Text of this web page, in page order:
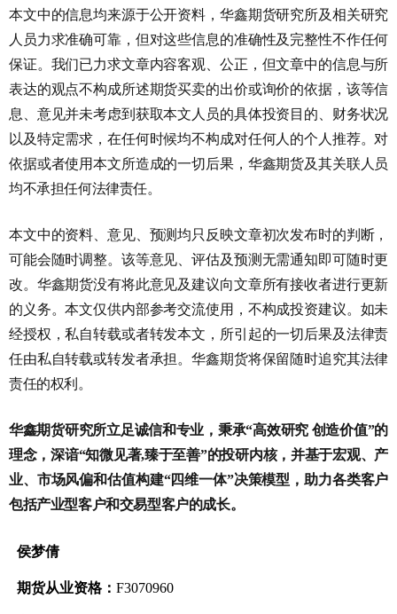
本文中的信息均来源于公开资料，华鑫期货研究所及相关研究
人员力求准确可靠，但对这些信息的准确性及完整性不作任何
保证。我们已力求文章内容客观、公正，但文章中的信息与所
表达的观点不构成所述期货买卖的出价或询价的依据，该等信
息、意见并未考虑到获取本文人员的具体投资目的、财务状况
以及特定需求，在任何时候均不构成对任何人的个人推荐。对
依据或者使用本文所造成的一切后果，华鑫期货及其关联人员
均不承担任何法律责任。
本文中的资料、意见、预测均只反映文章初次发布时的判断，
可能会随时调整。该等意见、评估及预测无需通知即可随时更
改。华鑫期货没有将此意见及建议向文章所有接收者进行更新
的义务。本文仅供内部参考交流使用，不构成投资建议。如未
经授权，私自转载或者转发本文，所引起的一切后果及法律责
任由私自转载或转发者承担。华鑫期货将保留随时追究其法律
责任的权利。
华鑫期货研究所立足诚信和专业，秉承“高效研究 创造价值”的
理念，深谙“知微见著,臻于至善”的投研内核，并基于宏观、产
业、市场风偏和估值构建“四维一体”决策模型，助力各类客户
包括产业型客户和交易型客户的成长。
侯梦倩
期货从业资格：F3070960